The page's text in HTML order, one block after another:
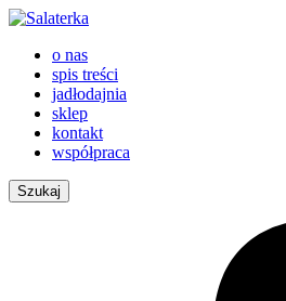
o nas
spis treści
jadłodajnia
sklep
kontakt
współpraca
Szukaj